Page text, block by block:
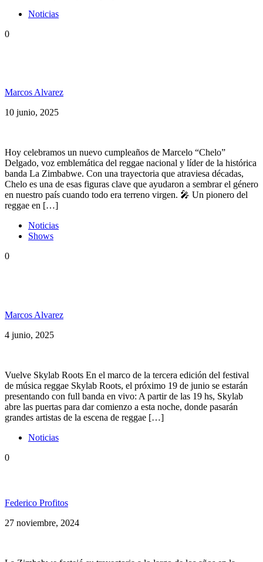
Noticias
0
Marcos Alvarez
10 junio, 2025
Hoy celebramos un nuevo cumpleaños de Marcelo “Chelo”
Delgado, voz emblemática del reggae nacional y líder de la histórica
banda La Zimbabwe. Con una trayectoria que atraviesa décadas,
Chelo es una de esas figuras clave que ayudaron a sembrar el género
en nuestro país cuando todo era terreno virgen. 🎤 Un pionero del
reggae en […]
Noticias
Shows
0
Marcos Alvarez
4 junio, 2025
Vuelve Skylab Roots En el marco de la tercera edición del festival
de música reggae Skylab Roots, el próximo 19 de junio se estarán
presentando con full banda en vivo: A partir de las 19 hs, Skylab
abre las puertas para dar comienzo a esta noche, donde pasarán
grandes artistas de la escena de reggae […]
Noticias
0
Federico Profitos
27 noviembre, 2024